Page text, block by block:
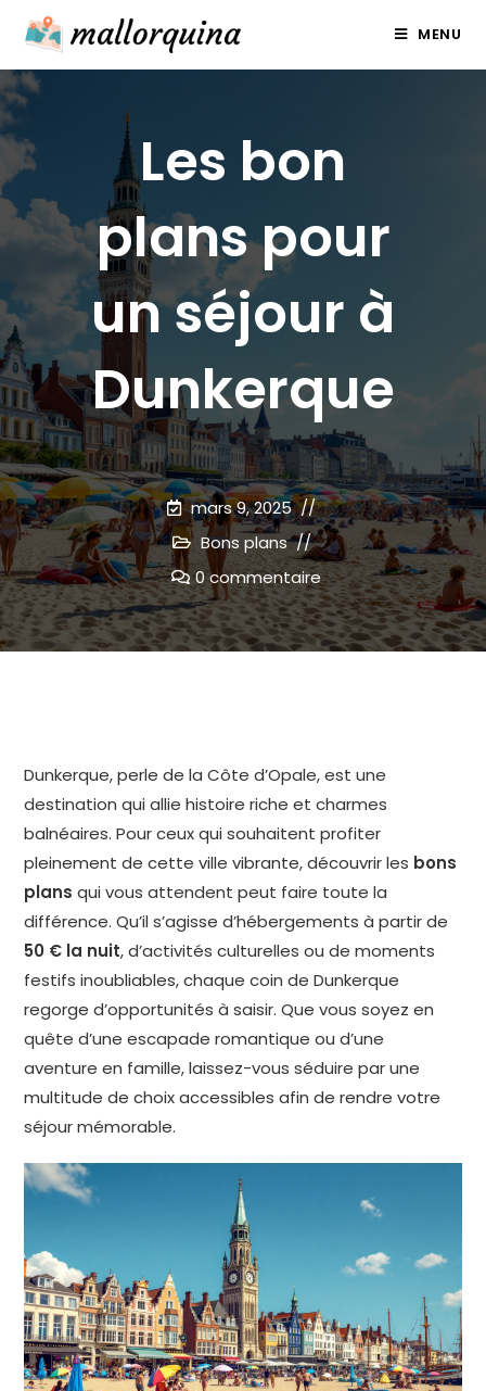
content
MENU
Les bon
plans pour
un séjour à
Dunkerque
mars 9, 2025
Bons plans
0 commentaire
Dunkerque, perle de la Côte d’Opale, est une
destination qui allie histoire riche et charmes
balnéaires. Pour ceux qui souhaitent profiter
pleinement de cette ville vibrante, découvrir les bons
plans qui vous attendent peut faire toute la
différence. Qu’il s’agisse d’hébergements à partir de
50 € la nuit, d’activités culturelles ou de moments
festifs inoubliables, chaque coin de Dunkerque
regorge d’opportunités à saisir. Que vous soyez en
quête d’une escapade romantique ou d’une
aventure en famille, laissez-vous séduire par une
multitude de choix accessibles afin de rendre votre
séjour mémorable.